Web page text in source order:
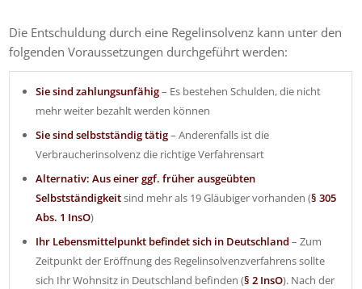
Die Entschuldung durch eine Regelinsolvenz kann unter den
folgenden Voraussetzungen durchgeführt werden:
Sie sind zahlungsunfähig– Es bestehen Schulden, die nicht
mehr weiter bezahlt werden können
Sie sind selbstständig tätig– Anderenfalls ist die
Verbraucherinsolvenz die richtige Verfahrensart
Alternativ: Aus einer ggf. früher ausgeübten
Selbstständigkeitsind mehr als 19 Gläubiger vorhanden (§ 305
Abs. 1 InsO)
Ihr Lebensmittelpunkt befindet sich in Deutschland– Zum
Zeitpunkt der Eröffnung des Regelinsolvenzverfahrens sollte
sich Ihr Wohnsitz in Deutschland befinden (§ 2 InsO). Nach der